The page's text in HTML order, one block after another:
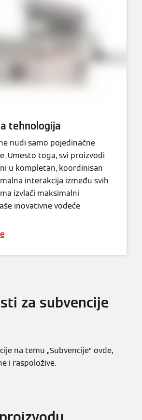
tehnologija
nudi samo pojedinačne
Umesto toga, svi proizvodi
u kompletan, koordinisan
interakcija između svih
izvlači maksimalni
inovativne vodeće
za subvencije
na temu „Subvencije” ovde,
i raspoložive.